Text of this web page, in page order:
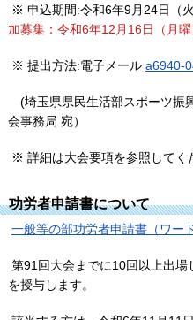
※ 申込期間:令和6年9月24日（
加募集：令和6年12月16日（月
※ 提出方法:電子メール a6940-
(埼玉県県民生活部スポーツ振
会事務局 宛）
※ 詳細は大会要項を参照してく
功労者申請書について
一般等の部功労者申請書（ワー
第91回大会までに10回以上出
を授与します。